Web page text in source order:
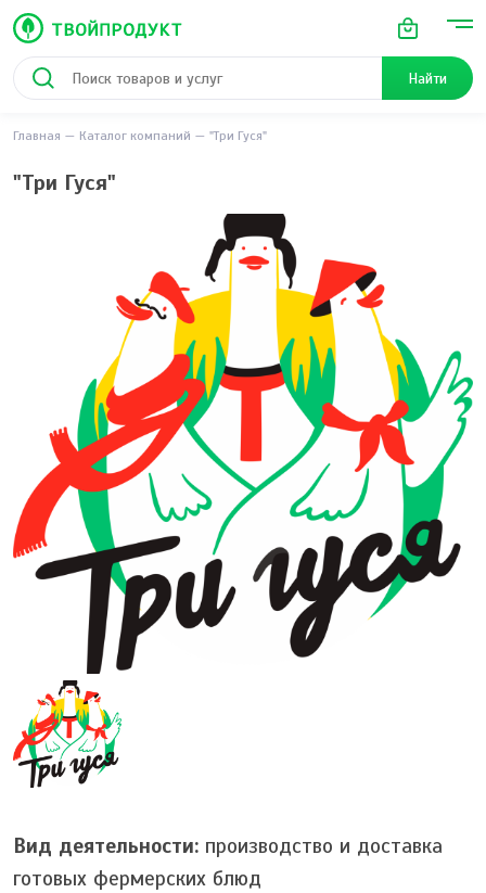
Найти
Главная Каталог компаний "Три Гуся"
"Три Гуся"
Вид деятельности: производство и доставка
готовых фермерских блюд